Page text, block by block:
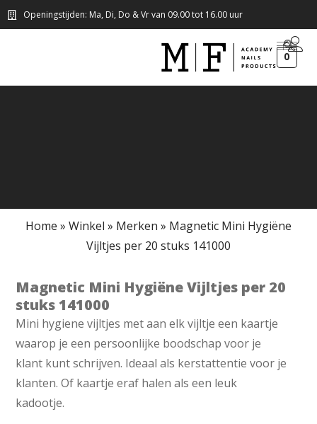
Openingstijden: Ma, Di, Do & Vr van 09.00 tot 16.00 uur
0
Home » Winkel » Merken » Magnetic Mini Hygiëne
Vijltjes per 20 stuks 141000
Magnetic Mini Hygiëne Vijltjes per 20
stuks 141000
Mini hygiene vijltjes met aan elk vijltje een kaartje
waarop je een persoonlijke boodschap voor je
klant kunt schrijven. Ideaal als kerstattentie voor je
klanten. Of kaartje eraf halen als een leuk
kadootje.